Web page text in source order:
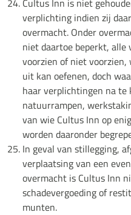
Cultus Inn is niet
verplichting indien zij
overmacht. Onder
niet daartoe beperkt, alle
voorzien of niet voorzien,
uit kan oefenen, doch
haar verplichtingen na te
natuurrampen,
van wie Cultus Inn op
worden daaronder
In geval van stillegging,
verplaatsing van een
overmacht is Cultus Inn
schadevergoeding of
munten.